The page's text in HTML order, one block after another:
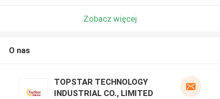
Zobacz więcej
O nas
TOPSTAR TECHNOLOGY
INDUSTRIAL CO., LIMITED